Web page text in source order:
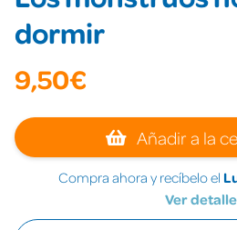
dormir
9,50€
Añadir a la
Compra ahora y recíbelo el
Ver